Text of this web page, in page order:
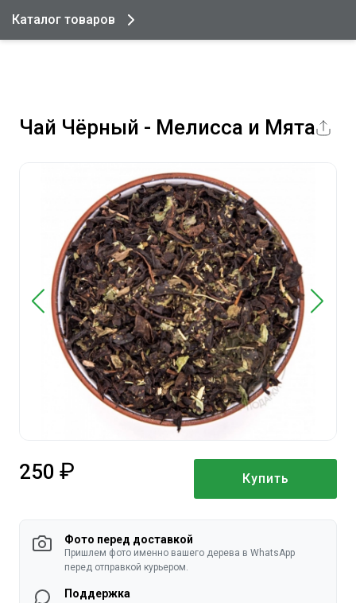
Каталог товаров
Чай Чёрный - Мелисса и Мята
250 Купить
Фото перед доставкой
Пришлем фото именно вашего дерева в WhatsApp
перед отправкой курьером.
Поддержка